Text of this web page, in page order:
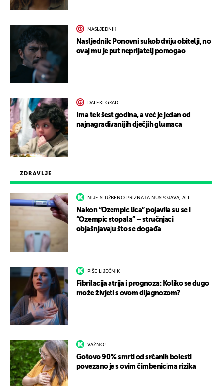
ZDRAVLJE
NIJE SLUŽBENO PRIZNATA NUSPOJAVA, ALI ...
Nakon “Ozempic lica” pojavila su se i
“Ozempic stopala” – stručnjaci
objašnjavaju što se događa
PIŠE LIJEČNIK
Fibrilacija atrija i prognoza: Koliko se dugo
može živjeti s ovom dijagnozom?
VAŽNO!
Gotovo 90 % smrti od srčanih bolesti
povezano je s ovim čimbenicima rizika
NASLJEDNIK
Nasljednik: Ponovni sukob dviju obitelji, no
ovaj mu je put neprijatelj pomogao
DALEKI GRAD
Ima tek šest godina, a već je jedan od
najnagrađivanijih dječjih glumaca